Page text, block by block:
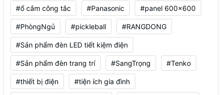
#ổ cắm công tắc #Panasonic #panel 600x600
#PhòngNgủ #pickleball #RANGDONG
#Sản phẩm đèn LED tiết kiệm điện
#Sản phẩm đèn trang trí #SangTrọng #Tenko
#thiết bị điện #tiện ích gia đình